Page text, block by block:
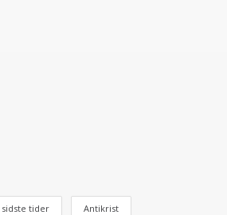
sidste tider Antikrist